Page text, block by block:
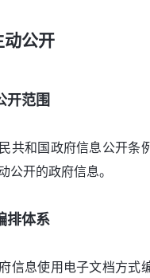
动公开
开范围
民共和国政府信息公开条
公开的政府信息。
排体系
信息使用电子文档方式